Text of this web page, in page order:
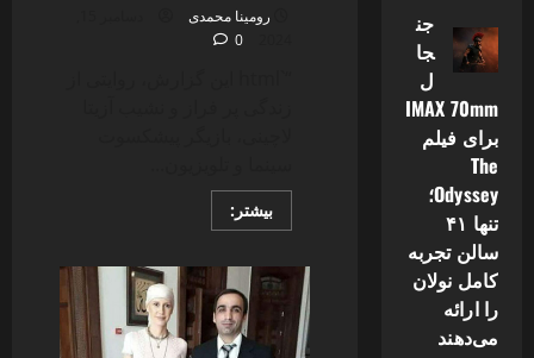
رومینا محمدی
0
بیشتر:Read
more
آزیتا
لاچینی
و
۳
همسرش
جن
جا
ل
IMAX 70mm
برای فیلم
The
Odyssey؛
تنها ۴۱
سالن تجربه
کامل نولان
را ارائه
می‌دهند